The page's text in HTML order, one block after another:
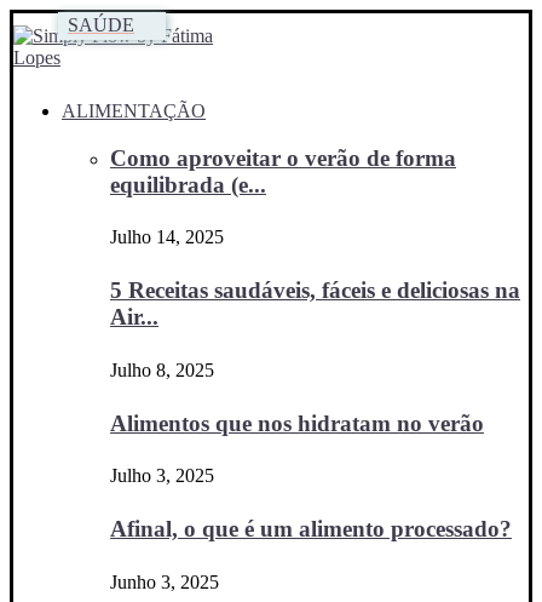
ALIMENTAÇÃO
Como aproveitar o verão de forma
equilibrada (e...
Julho 14, 2025
5 Receitas saudáveis, fáceis e deliciosas na
Air...
Julho 8, 2025
Alimentos que nos hidratam no verão
Julho 3, 2025
Afinal, o que é um alimento processado?
Junho 3, 2025
SAÚDE